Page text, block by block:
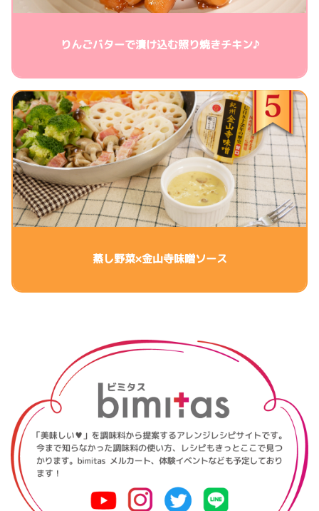
りんごバターで漬け込む照り焼きチキン♪
蒸し野菜×金山寺味噌ソース